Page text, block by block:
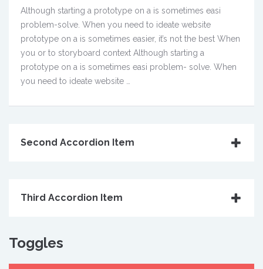
Although starting a prototype on a is sometimes easi
problem-solve. When you need to ideate website
prototype on a is sometimes easier, it’s not the best When
you or to storyboard context Although starting a
prototype on a is sometimes easi problem- solve. When
you need to ideate website …
Second Accordion Item
Third Accordion Item
Toggles